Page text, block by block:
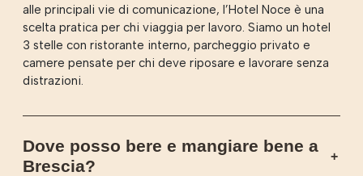
alle principali vie di comunicazione, l’Hotel Noce è una
scelta pratica per chi viaggia per lavoro. Siamo un hotel
3 stelle con ristorante interno, parcheggio privato e
camere pensate per chi deve riposare e lavorare senza
distrazioni.
Dove posso bere e mangiare bene a
Brescia?